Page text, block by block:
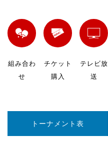
組み合わ
せ
チケット
購入
テレビ放
送
トーナメント表